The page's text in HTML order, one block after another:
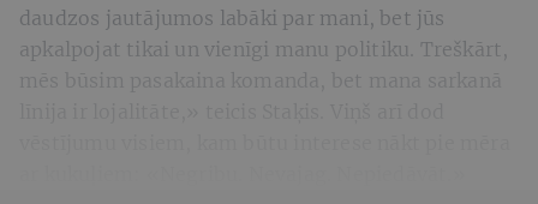
daudzos jautājumos labāki par mani, bet jūs
apkalpojat tikai un vienīgi manu politiku. Treškārt,
mēs būsim pasakaina komanda, bet mana sarkanā